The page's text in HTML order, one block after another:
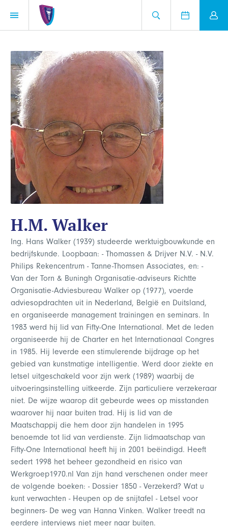
H.M. Walker
Ing. Hans Walker (1939) studeerde werktuigbouwkunde en
bedrijfskunde. Loopbaan: - Thomassen & Drijver N.V. - N.V.
Philips Rekencentrum - Tanne-Thomsen Associates, en: -
Van der Torn & Buningh Organisatie-adviseurs Richtte
Organisatie-Adviesbureau Walker op (1977), voerde
adviesopdrachten uit in Nederland, België en Duitsland,
en organiseerde management trainingen en seminars. In
1983 werd hij lid van Fifty-One International. Met de leden
organiseerde hij de Charter en het Internationaal Congres
in 1985. Hij leverde een stimulerende bijdrage op het
gebied van kunstmatige intelligentie. Werd door ziekte en
letsel uitgeschakeld voor zijn werk (1989) waarbij de
uitvoeringsinstelling uitkeerde. Zijn particuliere verzekeraar
niet. De wijze waarop dit gebeurde wees op misstanden
waarover hij naar buiten trad. Hij is lid van de
Maatschappij die hem door zijn handelen in 1995
benoemde tot lid van verdienste. Zijn lidmaatschap van
Fifty-One International heeft hij in 2001 beëindigd. Heeft
sedert 1998 het beheer gezondheid en risico van
Werkgroep1970.nl Van zijn hand verschenen onder meer
de volgende boeken: - Dossier 1850 - Verzekerd? Wat u
kunt verwachten - Heupen op de snijtafel - Letsel voor
beginners- De weg van Hanna Vinken. Walker treedt na
eerdere interviews niet meer naar buiten.